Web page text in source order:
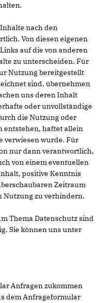
nach den
Von diesen eigenen
auf die von anderen
zu unterscheiden. Für
Nutzung bereitgestellt
sind, übernehmen
uns deren Inhalt
oder unvollständige
die Nutzung oder
entstehen, haftet allein
verwiesen wurde. Für
nur dann verantwortlich,
von einem eventuellen
positive Kenntnis
Zeitraum
Nutzung zu verhindern.
Thema Datenschutz sind
Sie können uns unter
Anfragen zukommen
dem Anfrageformular